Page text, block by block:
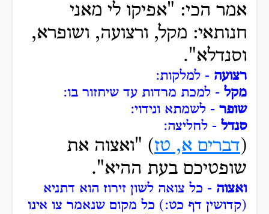
אמר הכי: "אפיקו לי מאני
חנותאי: מקל, ורצועה, ושופרא,
וסנדלא".
רצועה - למלקות:
מקל - למכת מרדות עד שיחזור בו:
שופר - לשמתא ונידוי:
סנדל - לחליצה:
(דברים א, טז) "ואצוה את
שופטיכם בעת ההיא".
ואצוה - כל צואה לשון זירוז הוא דתניא
(קדושין דף כט:) כל מקום שנאמר צו אינו